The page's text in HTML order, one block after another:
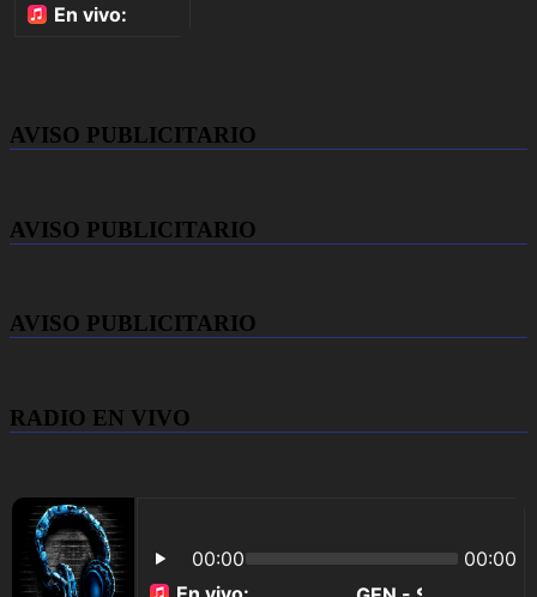
AVISO PUBLICITARIO
AVISO PUBLICITARIO
AVISO PUBLICITARIO
RADIO EN VIVO